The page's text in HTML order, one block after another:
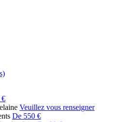
€
Veuillez vous renseigner
De 550 €